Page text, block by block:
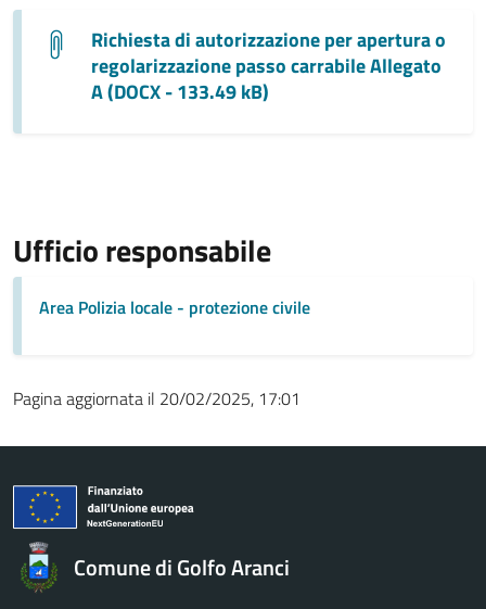
Richiesta di autorizzazione per apertura o
regolarizzazione passo carrabile Allegato
A (DOCX - 133.49 kB)
Ufficio responsabile
Area Polizia locale - protezione civile
Pagina aggiornata il 20/02/2025, 17:01
Comune di Golfo Aranci